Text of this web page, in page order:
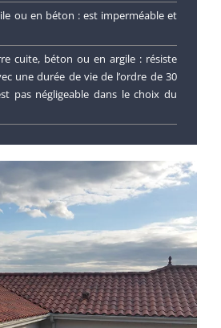
ou en béton : est imperméable et
cuite, béton ou en argile : résiste
une durée de vie de l’ordre de 30
pas négligeable dans le choix du